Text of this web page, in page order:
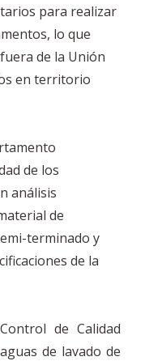
para realizar
lo que
de la Unión
en territorio
de los
análisis
de
terminado y
de la
de Calidad
de lavado de